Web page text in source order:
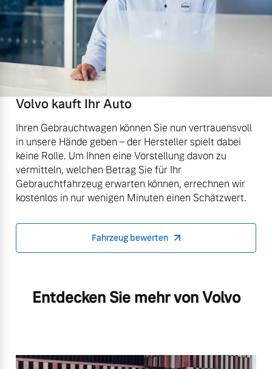
Volvo kauft Ihr Auto
Ihren Gebrauchtwagen können Sie nun vertrauensvoll
in unsere Hände geben – der Hersteller spielt dabei
keine Rolle. Um Ihnen eine Vorstellung davon zu
vermitteln, welchen Betrag Sie für Ihr
Gebrauchtfahrzeug erwarten können, errechnen wir
kostenlos in nur wenigen Minuten einen Schätzwert.
Fahrzeug bewerten
Entdecken Sie mehr von Volvo